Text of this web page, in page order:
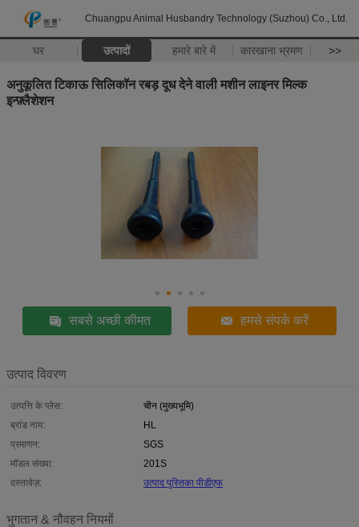
Chuangpu Animal Husbandry Technology (Suzhou) Co., Ltd.
घर उत्पादों हमारे बारे में कारखाना भ्रमण >>
अनुकूलित टिकाऊ सिलिकॉन रबड़ दूध देने वाली मशीन लाइनर मिल्क
इन्फ़्लैशेशन
सबसे अच्छी कीमत हमसे संपर्क करें
उत्पाद विवरण
उत्पत्ति के प्लेस:
चीन (मुख्यभूमि)
ब्रांड नाम:
HL
प्रमाणन:
SGS
मॉडल संख्या:
201S
दस्तावेज़:
उत्पाद पुस्तिका पीडीएफ
भुगतान & नौवहन नियमों